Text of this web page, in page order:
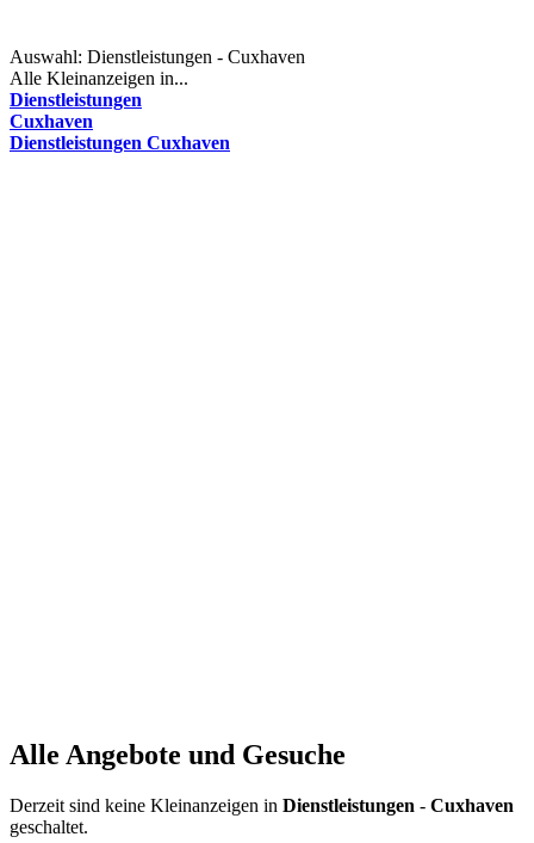
Auswahl: Dienstleistungen - Cuxhaven
Alle Kleinanzeigen in...
Dienstleistungen
Cuxhaven
Dienstleistungen Cuxhaven
Alle Angebote und Gesuche
Derzeit sind keine Kleinanzeigen in Dienstleistungen - Cuxhaven
geschaltet.